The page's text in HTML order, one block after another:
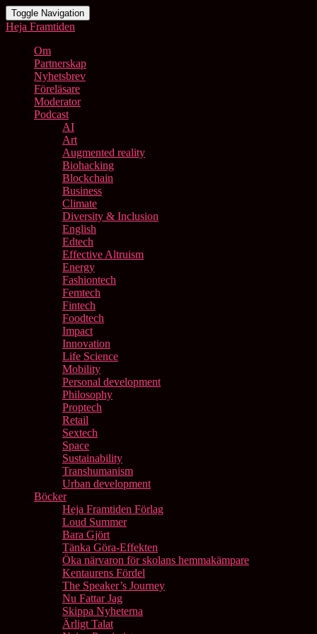
Toggle Navigation
Heja Framtiden
Om
Partnerskap
Nyhetsbrev
Föreläsare
Moderator
Podcast
AI
Art
Augmented reality
Biohacking
Blockchain
Business
Climate
Diversity & Inclusion
English
Edtech
Effective Altruism
Energy
Fashiontech
Femtech
Fintech
Foodtech
Impact
Innovation
Life Science
Mobility
Personal development
Philosophy
Proptech
Retail
Sextech
Space
Sustainability
Transhumanism
Urban development
Böcker
Heja Framtiden Förlag
Loud Summer
Bara Gjört
Tänka Göra-Effekten
Öka närvaron för skolans hemmakämpare
Kentaurens Fördel
The Speaker’s Journey
Nu Fattar Jag
Skippa Nyheterna
Ärligt Talat